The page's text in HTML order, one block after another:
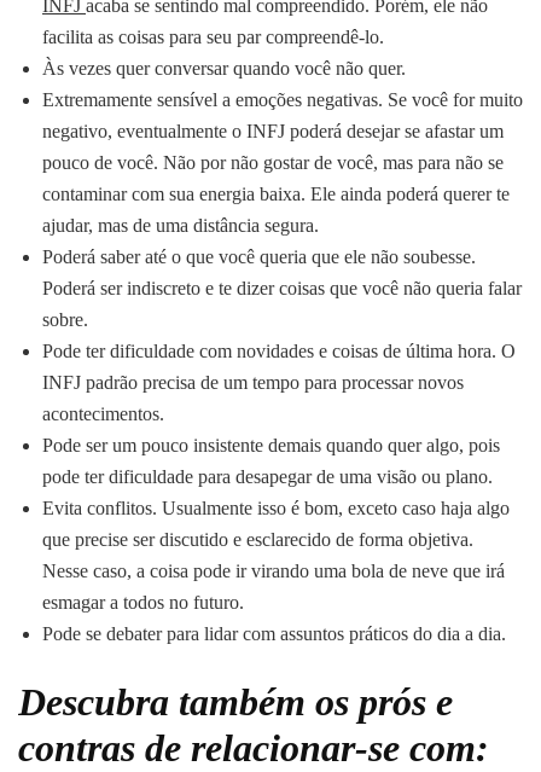
INFJ acaba se sentindo mal compreendido. Porém, ele não
facilita as coisas para seu par compreendê-lo.
Às vezes quer conversar quando você não quer.
Extremamente sensível a emoções negativas. Se você for muito
negativo, eventualmente o INFJ poderá desejar se afastar um
pouco de você. Não por não gostar de você, mas para não se
contaminar com sua energia baixa. Ele ainda poderá querer te
ajudar, mas de uma distância segura.
Poderá saber até o que você queria que ele não soubesse.
Poderá ser indiscreto e te dizer coisas que você não queria falar
sobre.
Pode ter dificuldade com novidades e coisas de última hora. O
INFJ padrão precisa de um tempo para processar novos
acontecimentos.
Pode ser um pouco insistente demais quando quer algo, pois
pode ter dificuldade para desapegar de uma visão ou plano.
Evita conflitos. Usualmente isso é bom, exceto caso haja algo
que precise ser discutido e esclarecido de forma objetiva.
Nesse caso, a coisa pode ir virando uma bola de neve que irá
esmagar a todos no futuro.
Pode se debater para lidar com assuntos práticos do dia a dia.
Descubra também os prós e
contras de relacionar-se com: